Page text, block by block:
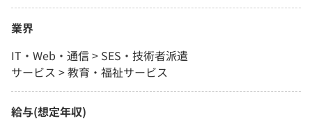
業界
IT・Web・通信 > SES・技術者派遣
サービス > 教育・福祉サービス
給与(想定年収)